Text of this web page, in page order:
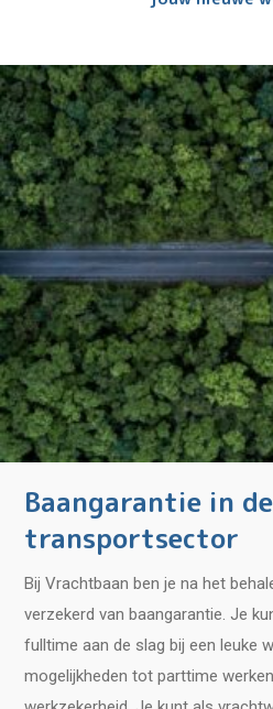
Baangarantie in de
transportsector
Bij Vrachtbaan ben je na het
verzekerd van baangarantie. Je
fulltime aan de slag bij een leuke
mogelijkheden tot parttime